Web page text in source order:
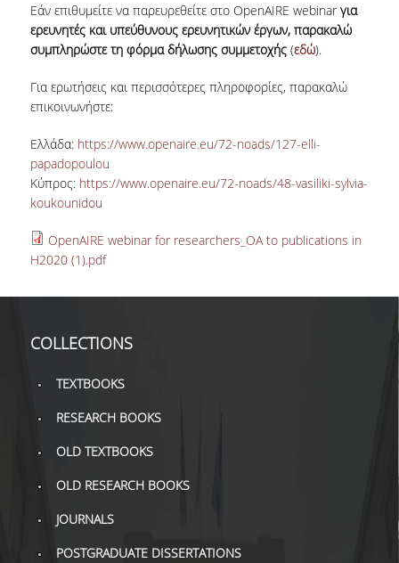
SEARCH
INCITES JOURNAL
SYNERGIES
H.E.LI.N.
Εάν επιθυμείτε να παρευρεθείτε στο OpenAIRE webinar για
ερευνητές και υπεύθυνους ερευνητικών έργων, παρακαλώ
συμπληρώστε τη φόρμα δήλωσης συμμετοχής(εδώ).
Για ερωτήσεις και περισσότερες πληροφορίες, παρακαλώ
επικοινωνήστε:
Ελλάδα: https://www.openaire.eu/72-noads/127-elli-
papadopoulou
Κύπρος: https://www.openaire.eu/72-noads/48-vasiliki-sylvia-
koukounidou
OpenAIRE webinar for researchers_OA to publications in
H2020 (1).pdf
COLLECTIONS
TEXTBOOKS
RESEARCH BOOKS
OLD TEXTBOOKS
OLD RESEARCH BOOKS
JOURNALS
POSTGRADUATE DISSERTATIONS